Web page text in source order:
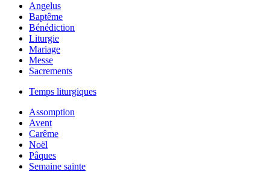
Angelus
Baptême
Bénédiction
Liturgie
Mariage
Messe
Sacrements
Temps liturgiques
Assomption
Avent
Carême
Noël
Pâques
Semaine sainte